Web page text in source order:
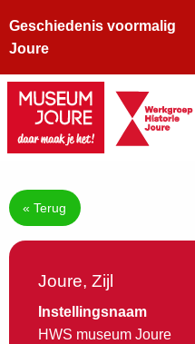
Geschiedenis voormalig
Joure
« Terug
Joure, Zijl
Instellingsnaam
HWS museum Joure